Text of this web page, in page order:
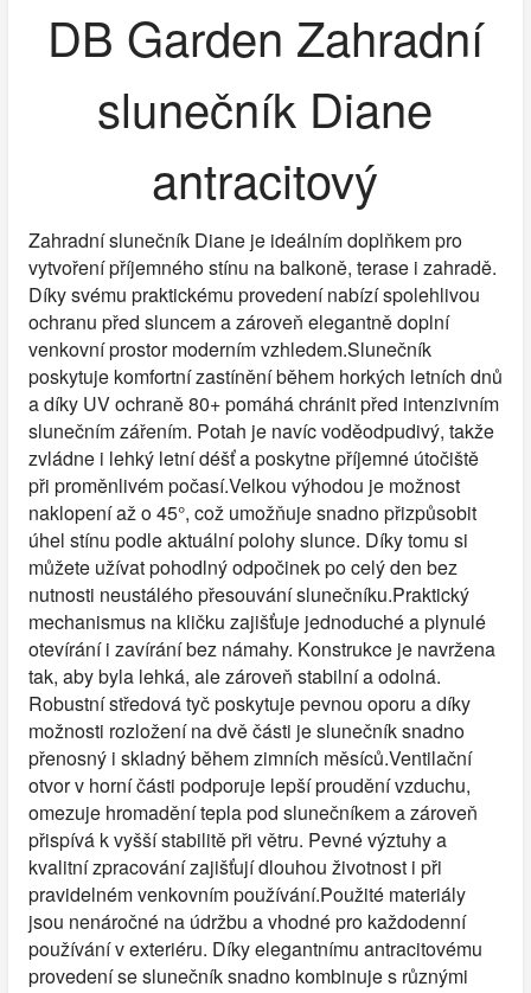
DB Garden Zahradní
slunečník Diane
antracitový
Zahradní slunečník Diane je ideálním doplňkem pro
vytvoření příjemného stínu na balkoně, terase i zahradě.
Díky svému praktickému provedení nabízí spolehlivou
ochranu před sluncem a zároveň elegantně doplní
venkovní prostor moderním vzhledem.Slunečník
poskytuje komfortní zastínění během horkých letních dnů
a díky UV ochraně 80+ pomáhá chránit před intenzivním
slunečním zářením. Potah je navíc voděodpudivý, takže
zvládne i lehký letní déšť a poskytne příjemné útočiště
při proměnlivém počasí.Velkou výhodou je možnost
naklopení až o 45°, což umožňuje snadno přizpůsobit
úhel stínu podle aktuální polohy slunce. Díky tomu si
můžete užívat pohodlný odpočinek po celý den bez
nutnosti neustálého přesouvání slunečníku.Praktický
mechanismus na kličku zajišťuje jednoduché a plynulé
otevírání i zavírání bez námahy. Konstrukce je navržena
tak, aby byla lehká, ale zároveň stabilní a odolná.
Robustní středová tyč poskytuje pevnou oporu a díky
možnosti rozložení na dvě části je slunečník snadno
přenosný i skladný během zimních měsíců.Ventilační
otvor v horní části podporuje lepší proudění vzduchu,
omezuje hromadění tepla pod slunečníkem a zároveň
přispívá k vyšší stabilitě při větru. Pevné výztuhy a
kvalitní zpracování zajišťují dlouhou životnost i při
pravidelném venkovním používání.Použité materiály
jsou nenáročné na údržbu a vhodné pro každodenní
používání v exteriéru. Díky elegantnímu antracitovému
provedení se slunečník snadno kombinuje s různými